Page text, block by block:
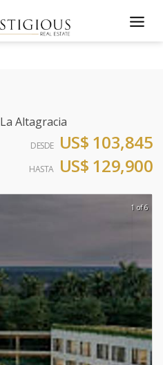
La Altagracia
DESDE US$ 103,845
HASTA US$ 129,900
1 of 6